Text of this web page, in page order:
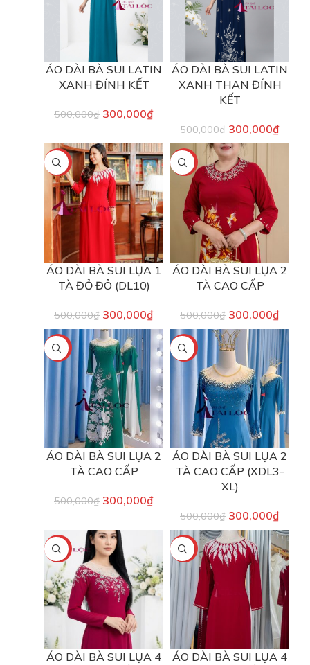
ÁO DÀI BÀ SUI LATIN
XANH ĐÍNH KẾT
500,000₫ 300,000₫
ÁO DÀI BÀ SUI LATIN
XANH THAN ĐÍNH
KẾT
500,000₫ 300,000₫
-40%
ÁO DÀI BÀ SUI LỤA 1
TÀ ĐỎ ĐÔ (DL10)
500,000₫ 300,000₫
-40%
ÁO DÀI BÀ SUI LỤA 2
TÀ CAO CẤP
500,000₫ 300,000₫
-40%
ÁO DÀI BÀ SUI LỤA 2
TÀ CAO CẤP
500,000₫ 300,000₫
-40%
ÁO DÀI BÀ SUI LỤA 2
TÀ CAO CẤP (XDL3-
XL)
500,000₫ 300,000₫
-40%
ÁO DÀI BÀ SUI LỤA 4
-40%
ÁO DÀI BÀ SUI LỤA 4